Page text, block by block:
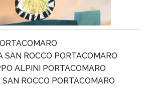
SAN ROCCO PORTACOMARO
ALPINI PORTACOMARO
SAN ROCCO PORTACOMARO